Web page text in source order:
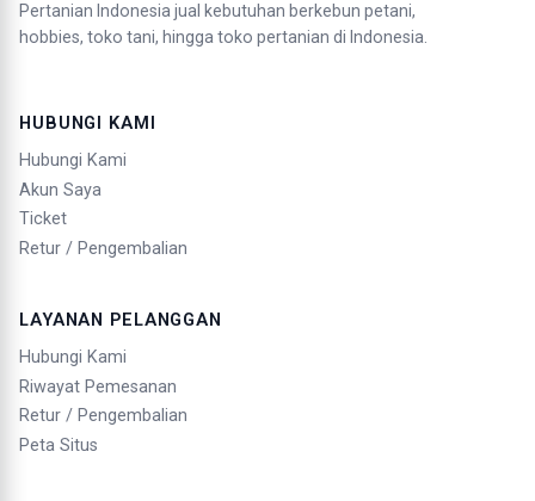
Pertanian Indonesia jual kebutuhan berkebun petani,
hobbies, toko tani, hingga toko pertanian di Indonesia.
HUBUNGI KAMI
Hubungi Kami
Akun Saya
Ticket
Retur / Pengembalian
LAYANAN PELANGGAN
Hubungi Kami
Riwayat Pemesanan
Retur / Pengembalian
Peta Situs